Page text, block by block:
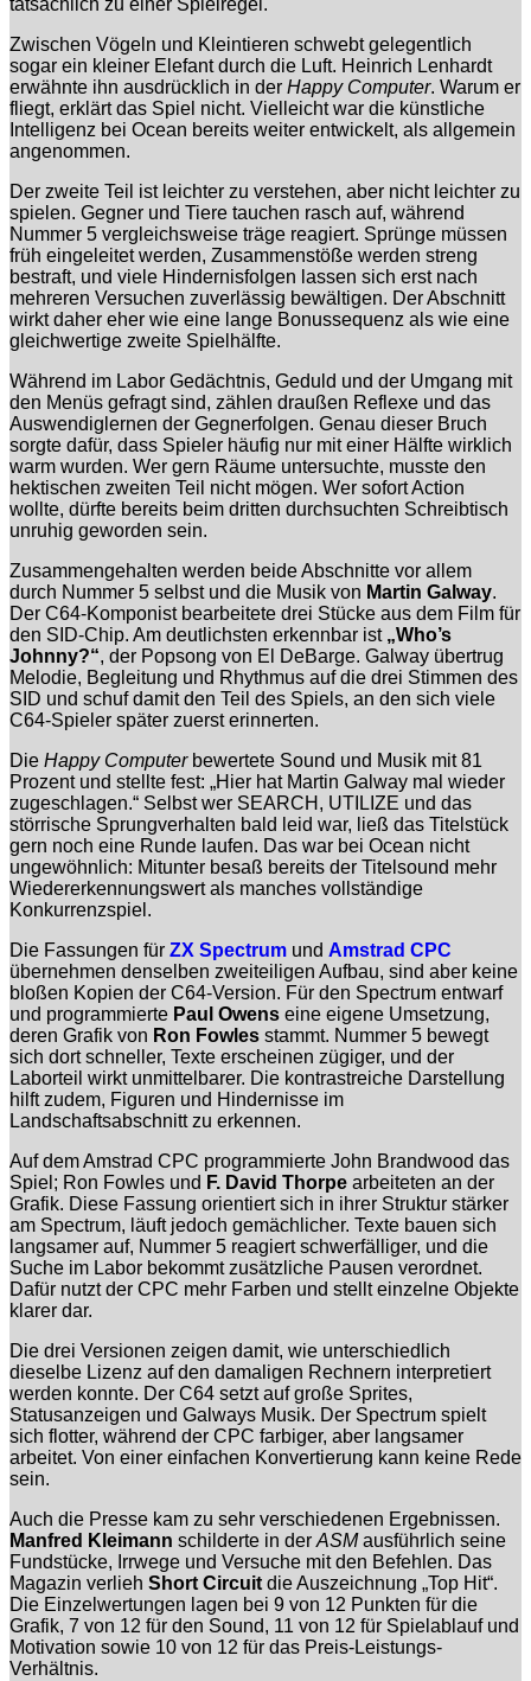
tatsächlich zu einer Spielregel.
Zwischen Vögeln und Kleintieren schwebt gelegentlich
sogar ein kleiner Elefant durch die Luft. Heinrich Lenhardt
erwähnte ihn ausdrücklich in der Happy Computer. Warum er
fliegt, erklärt das Spiel nicht. Vielleicht war die künstliche
Intelligenz bei Ocean bereits weiter entwickelt, als allgemein
angenommen.
Der zweite Teil ist leichter zu verstehen, aber nicht leichter zu
spielen. Gegner und Tiere tauchen rasch auf, während
Nummer 5 vergleichsweise träge reagiert. Sprünge müssen
früh eingeleitet werden, Zusammenstöße werden streng
bestraft, und viele Hindernisfolgen lassen sich erst nach
mehreren Versuchen zuverlässig bewältigen. Der Abschnitt
wirkt daher eher wie eine lange Bonussequenz als wie eine
gleichwertige zweite Spielhälfte.
Während im Labor Gedächtnis, Geduld und der Umgang mit
den Menüs gefragt sind, zählen draußen Reflexe und das
Auswendiglernen der Gegnerfolgen. Genau dieser Bruch
sorgte dafür, dass Spieler häufig nur mit einer Hälfte wirklich
warm wurden. Wer gern Räume untersuchte, musste den
hektischen zweiten Teil nicht mögen. Wer sofort Action
wollte, dürfte bereits beim dritten durchsuchten Schreibtisch
unruhig geworden sein.
Zusammengehalten werden beide Abschnitte vor allem
durch Nummer 5 selbst und die Musik von Martin Galway.
Der C64-Komponist bearbeitete drei Stücke aus dem Film für
den SID-Chip. Am deutlichsten erkennbar ist „Who’s
Johnny?“, der Popsong von El DeBarge. Galway übertrug
Melodie, Begleitung und Rhythmus auf die drei Stimmen des
SID und schuf damit den Teil des Spiels, an den sich viele
C64-Spieler später zuerst erinnerten.
Die Happy Computerbewertete Sound und Musik mit 81
Prozent und stellte fest: „Hier hat Martin Galway mal wieder
zugeschlagen.“ Selbst wer SEARCH, UTILIZE und das
störrische Sprungverhalten bald leid war, ließ das Titelstück
gern noch eine Runde laufen. Das war bei Ocean nicht
ungewöhnlich: Mitunter besaß bereits der Titelsound mehr
Wiedererkennungswert als manches vollständige
Konkurrenzspiel.
Die Fassungen für ZX Spectrum und Amstrad CPC
übernehmen denselben zweiteiligen Aufbau, sind aber keine
bloßen Kopien der C64-Version. Für den Spectrum entwarf
und programmierte Paul Owens eine eigene Umsetzung,
deren Grafik von Ron Fowles stammt. Nummer 5 bewegt
sich dort schneller, Texte erscheinen zügiger, und der
Laborteil wirkt unmittelbarer. Die kontrastreiche Darstellung
hilft zudem, Figuren und Hindernisse im
Landschaftsabschnitt zu erkennen.
Auf dem Amstrad CPC programmierte John Brandwood das
Spiel; Ron Fowles und F. David Thorpe arbeiteten an der
Grafik. Diese Fassung orientiert sich in ihrer Struktur stärker
am Spectrum, läuft jedoch gemächlicher. Texte bauen sich
langsamer auf, Nummer 5 reagiert schwerfälliger, und die
Suche im Labor bekommt zusätzliche Pausen verordnet.
Dafür nutzt der CPC mehr Farben und stellt einzelne Objekte
klarer dar.
Die drei Versionen zeigen damit, wie unterschiedlich
dieselbe Lizenz auf den damaligen Rechnern interpretiert
werden konnte. Der C64 setzt auf große Sprites,
Statusanzeigen und Galways Musik. Der Spectrum spielt
sich flotter, während der CPC farbiger, aber langsamer
arbeitet. Von einer einfachen Konvertierung kann keine Rede
sein.
Auch die Presse kam zu sehr verschiedenen Ergebnissen.
Manfred Kleimann schilderte in der ASMausführlich seine
Fundstücke, Irrwege und Versuche mit den Befehlen. Das
Magazin verlieh Short Circuit die Auszeichnung „Top Hit“.
Die Einzelwertungen lagen bei 9 von 12 Punkten für die
Grafik, 7 von 12 für den Sound, 11 von 12 für Spielablauf und
Motivation sowie 10 von 12 für das Preis-Leistungs-
Verhältnis.